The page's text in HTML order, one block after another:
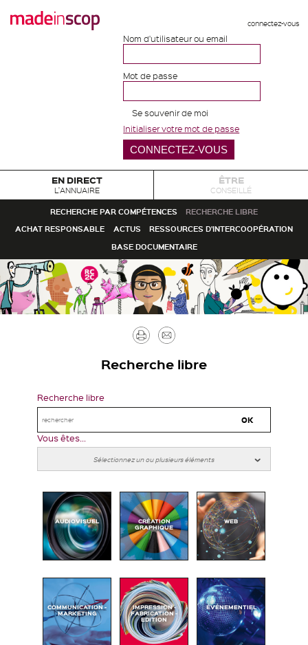
connectez-vous
Nom d'utilisateur ou email
Mot de passe
Se souvenir de moi
Initialiser votre mot de passe
EN DIRECT
L'ANNUAIRE
ÊTRE
CONSEILLÉ
RECHERCHE PAR COMPÉTENCES
RECHERCHE LIBRE
ACHAT RESPONSABLE
ACTUS
RESSOURCES D'INTERCOOPÉRATION
BASE DOCUMENTAIRE
Imprimer
Recherche libre
Recherche libre
Vous êtes...
AUDIOVISUEL CRÉATION
GRAPHIQUE
WEB
COMMUNICATION -
MARKETING
IMPRESSION -
FABRICATION -
EDITION
ÉVÉNEMENTIEL